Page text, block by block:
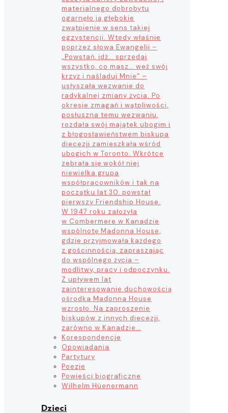
materialnego dobrobytu
ogarnęło ją głębokie
zwątpienie w sens takiej
egzystencji. Wtedy właśnie
poprzez słowa Ewangelii –
„Powstań, idź… sprzedaj
wszystko, co masz… weź swój
krzyż i naśladuj Mnie” –
usłyszała wezwanie do
radykalnej zmiany życia. Po
okresie zmagań i wątpliwości,
posłuszna temu wezwaniu,
rozdała swój majątek ubogim i
z błogosławieństwem biskupa
diecezji zamieszkała wśród
ubogich w Toronto. Wkrótce
zebrała się wokół niej
niewielka grupa
współpracowników i tak na
początku lat 30. powstał
pierwszy Friendship House.
W 1947 roku założyła
w Combermere w Kanadzie
wspólnotę Madonna House,
gdzie przyjmowała każdego
z gościnnością, zapraszając
do wspólnego życia –
modlitwy, pracy i odpoczynku.
Z upływem lat
zainteresowanie duchowością
ośrodka Madonna House
wzrosło. Na zaproszenie
biskupów z innych diecezji,
zarówno w Kanadzie…
Korespondencje
Opowiadania
Partytury
Poezje
Powieści biograficzne
Wilhelm Hüenermann
Dzieci